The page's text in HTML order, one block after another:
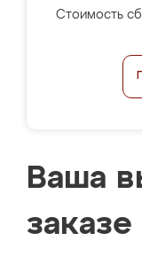
Стоимость
Ваша